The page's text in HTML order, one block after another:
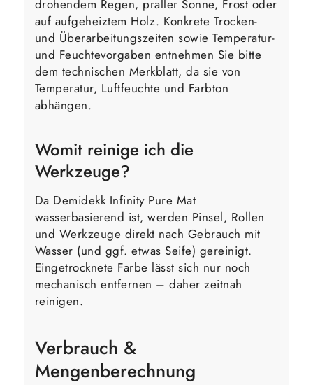
drohendem Regen, praller Sonne, Frost oder
auf aufgeheiztem Holz. Konkrete Trocken-
und Überarbeitungszeiten sowie Temperatur-
und Feuchtevorgaben entnehmen Sie bitte
dem technischen Merkblatt, da sie von
Temperatur, Luftfeuchte und Farbton
abhängen.
Womit reinige ich die
Werkzeuge?
Da Demidekk Infinity Pure Mat
wasserbasierend ist, werden Pinsel, Rollen
und Werkzeuge direkt nach Gebrauch mit
Wasser (und ggf. etwas Seife) gereinigt.
Eingetrocknete Farbe lässt sich nur noch
mechanisch entfernen – daher zeitnah
reinigen.
Verbrauch &
Mengenberechnung